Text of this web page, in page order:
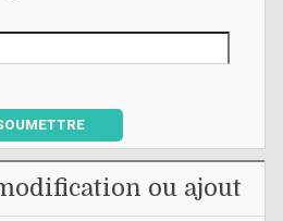
ou ajout